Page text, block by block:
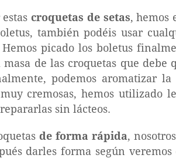
croquetas de setas, hemos
también podéis usar
Hemos picado los boletus
de las croquetas que
podemos aromatizar
cremosas, hemos utilizado
sin lácteos.
de forma rápida,
darles forma según